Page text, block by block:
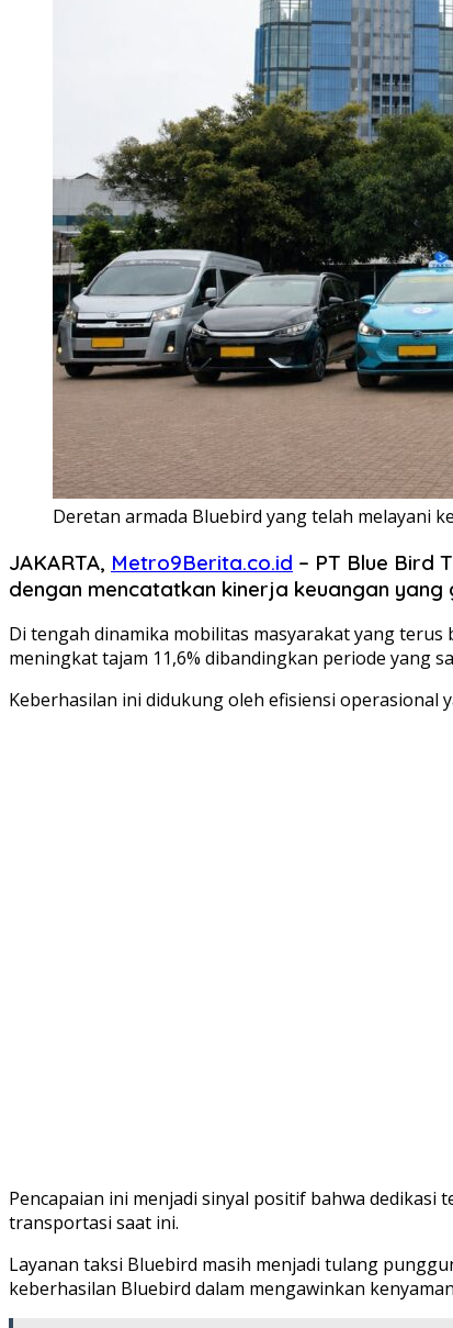
Deretan armada Bluebird yang telah melayani
JAKARTA, Metro9Berita.co.id – PT Blue Bird
dengan mencatatkan kinerja keuangan
Di tengah dinamika mobilitas masyarakat yang
meningkat tajam 11,6% dibandingkan periode yang
Keberhasilan ini didukung oleh efisiensi operasional
Pencapaian ini menjadi sinyal positif bahwa
transportasi saat ini.
Layanan taksi Bluebird masih menjadi tulang
keberhasilan Bluebird dalam mengawinkan